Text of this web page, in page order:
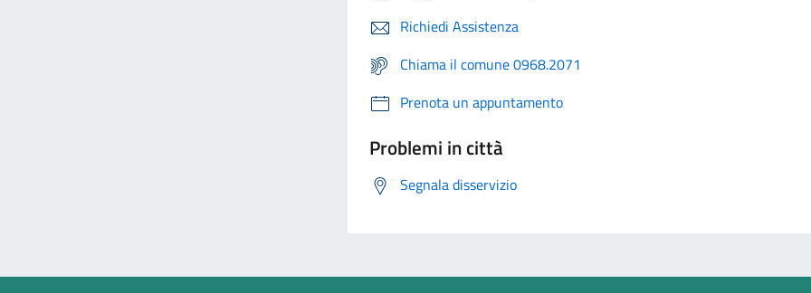
Richiedi Assistenza
Chiama il comune 0968.2071
Prenota un appuntamento
Problemi in città
Segnala disservizio